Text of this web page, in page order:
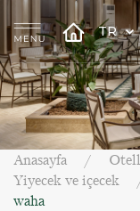
TR
Anasayfa
Yiyecek ve içecek
waha